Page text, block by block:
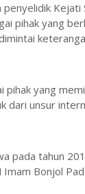
Kejati
pihak yang
yang
dari unsur
pada tahun
Bonjol